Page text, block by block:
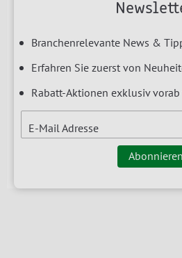
Branchenrelevante News &
Erfahren Sie zuerst von
Rabatt-Aktionen exklusiv
E-Mail Adresse
Abonnieren